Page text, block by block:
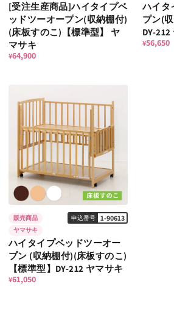
[受注生産商品]ハイタイプベ
ッドツーオープン(収納棚付)
(床板すのこ)【標準型】 ヤ
マサキ
¥64,900
ハイタ
プン(
DY-
¥56,650
販売商品 申込番号 1-90613
ヤマサキ
ハイタイプベッドツーオー
プン (収納棚付)(床板すのこ)
【標準型】DY-212 ヤマサキ
¥61,050